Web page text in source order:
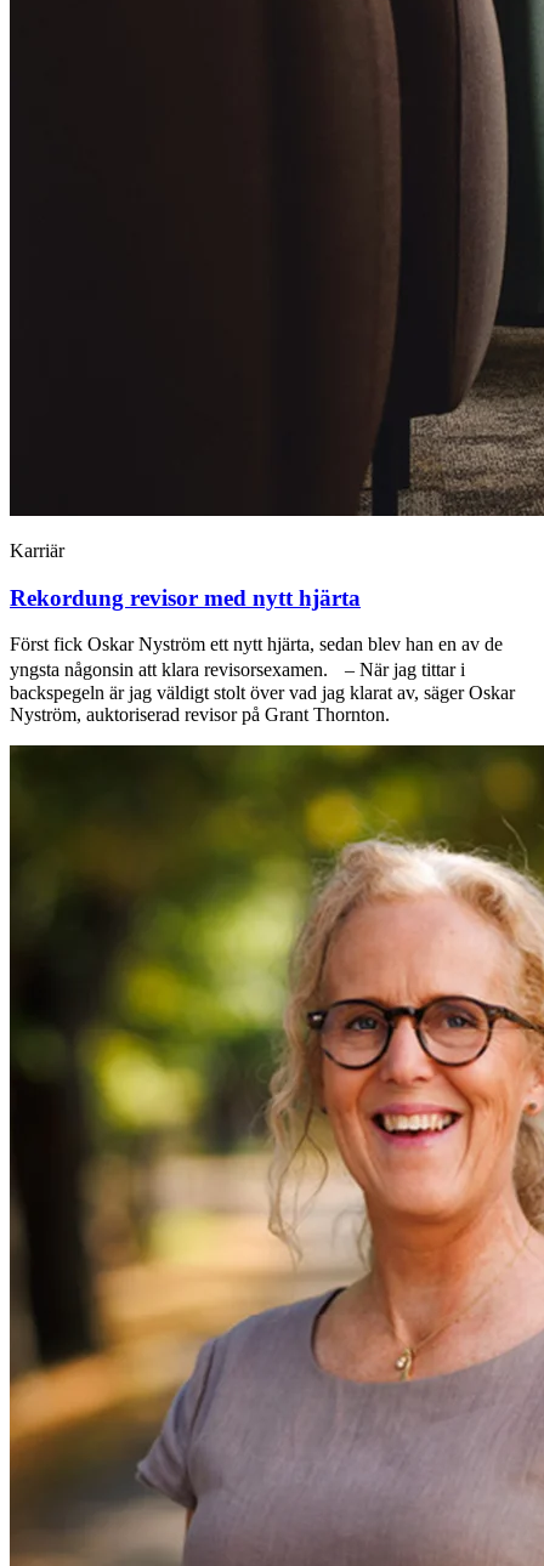
Karriär
Rekordung revisor med nytt hjärta
Först fick Oskar Nyström ett nytt hjärta, sedan blev han en av de
yngsta någonsin att klara revisorsexamen. – När jag tittar i
backspegeln är jag väldigt stolt över vad jag klarat av, säger Oskar
Nyström, auktoriserad revisor på Grant Thornton.